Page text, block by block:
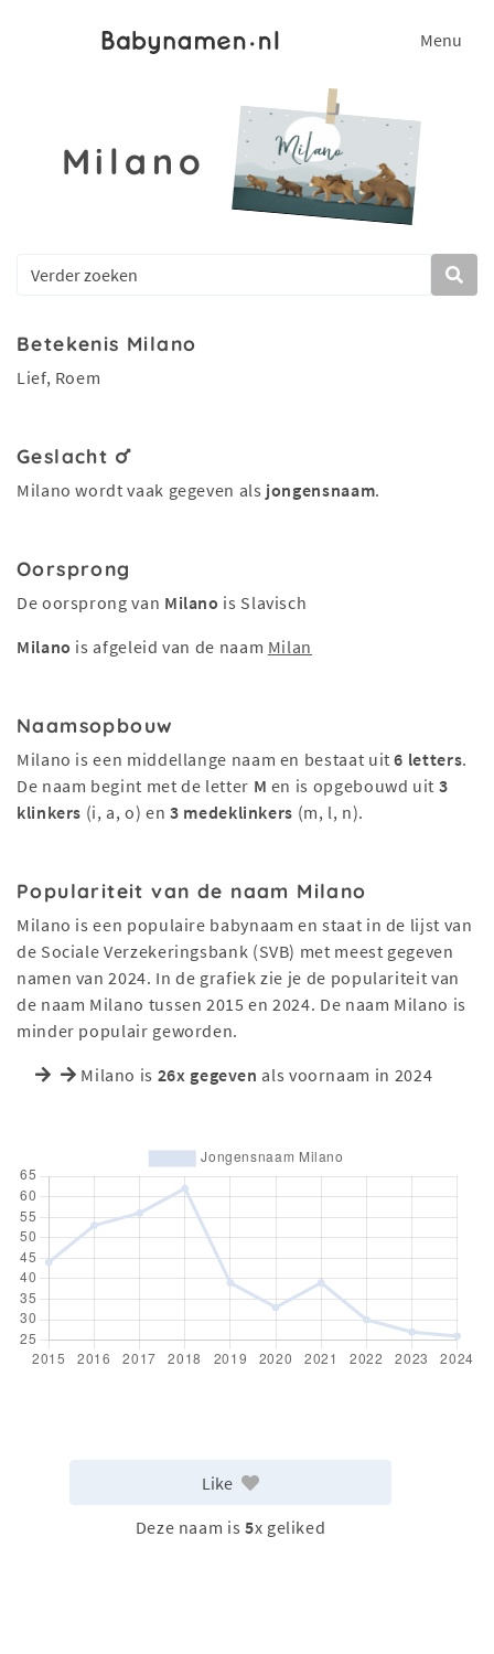
Menu
Milano
Betekenis Milano
Lief, Roem
Geslacht
Milano wordt vaak gegeven als jongensnaam.
Oorsprong
De oorsprong van Milano is Slavisch
Milano is afgeleid van de naam Milan
Naamsopbouw
Milano is een middellange naam en bestaat uit6 letters.
De naam begint met de letter M en is opgebouwd uit 3
klinkers (i, a, o) en3 medeklinkers (m, l, n).
Populariteit van de naam Milano
Milano is een populaire babynaam en staat in de lijst van
de Sociale Verzekeringsbank (SVB) met meest gegeven
namen van 2024. In de grafiek zie je de populariteit van
de naam Milano tussen 2015 en 2024. De naam Milano is
minder populair geworden.
Milano is 26x gegeven als voornaam in 2024
Like
Deze naam is 5x geliked